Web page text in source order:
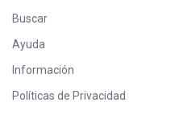
Buscar
Ayuda
Información
Políticas de Privacidad